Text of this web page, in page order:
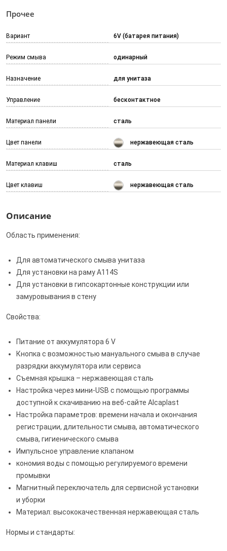
Прочее
Вариант 6V (батарея питания)
Режим смыва одинарный
Назначение для унитаза
Управление бесконтактное
Материал панели сталь
Цвет панели нержавеющая сталь
Материал клавиш сталь
Цвет клавиш нержавеющая сталь
Описание
Область применения:
Для автоматического смыва унитаза
Для установки на раму A114S
Для установки в гипсокартонные конструкции или
замуровывания в стену
Свойства:
Питание от аккумулятора 6 V
Кнопка с возможностью мануального смыва в случае
разрядки аккумулятора или сервиса
Съемная крышка – нержавеющая сталь
Настройка через мини-USB с помощью программы
доступной к скачиванию на веб-сайте Alcaplast
Настройка параметров: времени начала и окончания
регистрации, длительности смыва, автоматического
смыва, гигиенического смыва
Импульсное управление клапаном
кономия воды с помощью регулируемого времени
промывки
Магнитный переключатель для сервисной установки
и уборки
Материал: высококачественная нержавеющая сталь
Нормы и стандарты: